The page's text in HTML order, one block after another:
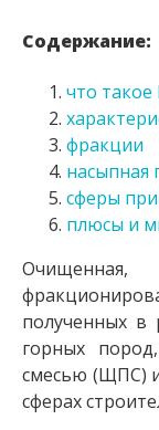
Содержание:
что
фракции
насыпная
сферы
плюсы и
полученных в
горных
смесью (ЩПС)
сферах